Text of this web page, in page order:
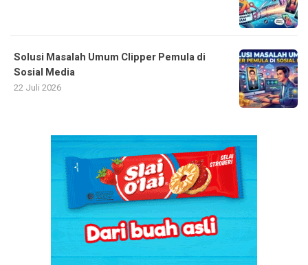
Solusi Masalah Umum Clipper Pemula di
Sosial Media
22 Juli 2026